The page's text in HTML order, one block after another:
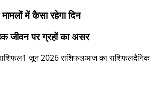
में कैसा रहेगा दिन
जीवन पर ग्रहों का असर
1 जून 2026 राशिफलआज का राशिफलदैनिक